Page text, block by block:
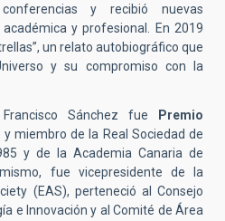
y recibió nuevas
y profesional. En 2019
un relato autobiográfico que
y su compromiso con la
Sánchez fue
Premio
y miembro de la Real Sociedad de
y de la Academia Canaria de
fue vicepresidente de la
(EAS), perteneció al Consejo
e Innovación y al Comité de Área